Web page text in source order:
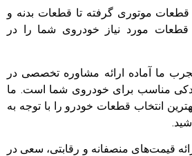
قطعات موتوری گرفته تا قطعات بدنه و
قطعات مورد نیاز خودروی شما را در
ما آماده ارائه مشاوره تخصصی در
مناسب برای خودروی شما است. ما
انتخاب قطعات خودرو را با توجه به
قیمت‌های منصفانه و رقابتی، سعی در